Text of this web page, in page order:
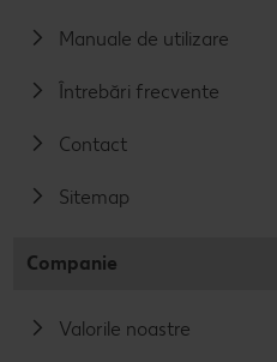
Manuale de utilizare
Întrebări frecvente
Contact
Sitemap
Companie
Valorile noastre